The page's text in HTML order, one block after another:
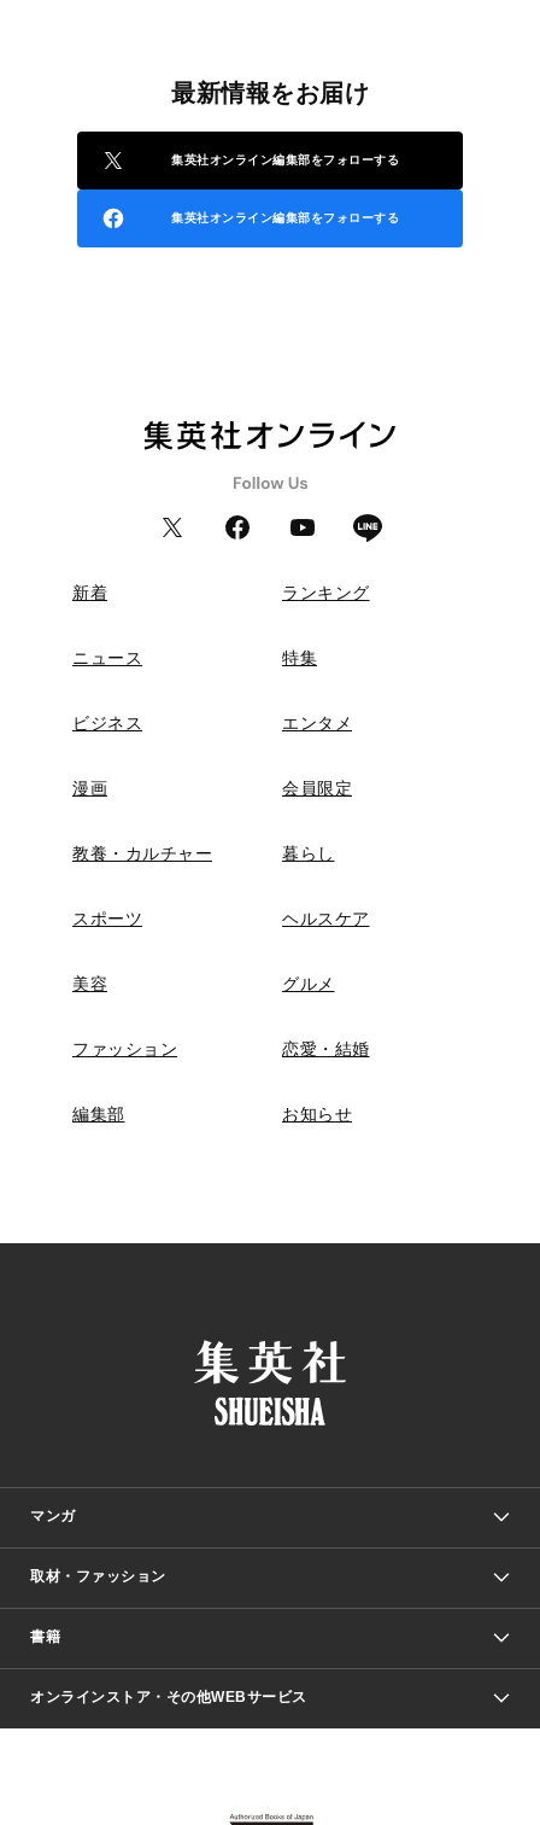
最新情報をお届け
集英社オンライン編集部をフォローする
集英社オンライン編集部をフォローする
新着 ランキング
ニュース 特集
ビジネス エンタメ
漫画 会員限定
教養・カルチャー 暮らし
スポーツ ヘルスケア
美容 グルメ
ファッション 恋愛・結婚
編集部 お知らせ
マンガ
少年マンガ
Vジャンプ
週刊ヤングジャンプ
取材・ファッション
Seventeen
芸能・情報・スポーツ
書籍
文芸・文庫・総合
オンラインストア・その他WEBサービス